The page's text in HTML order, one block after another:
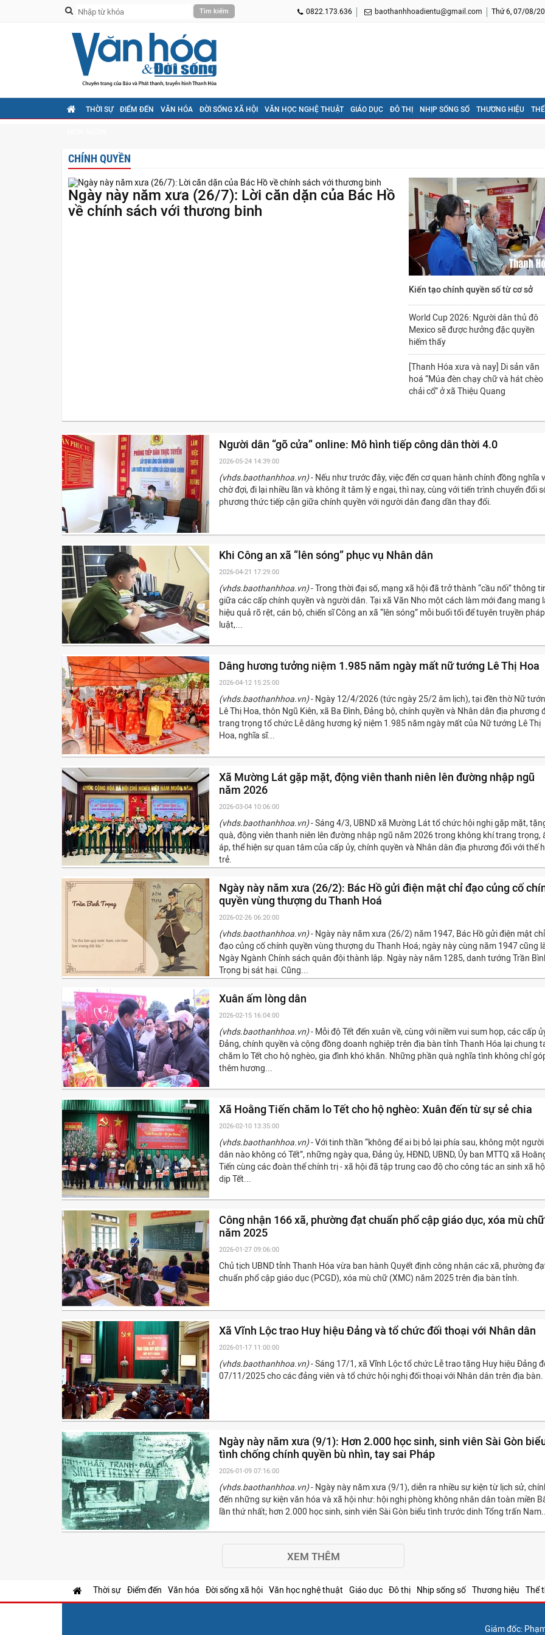
0822.173.636 baothanhhoadientu@gmail.com Thứ 6, 07/08/
THỜI SỰ ĐIỂM ĐẾN VĂN HÓA ĐỜI SỐNG XÃ HỘI VĂN HỌC NGHỆ THUẬT GIÁO DỤC ĐÔ THỊ NHỊP SỐNG SỐ THƯƠNG HIỆU
CHÍNH QUYỀN
Ngày này năm xưa (26/7): Lời căn dặn của Bác Hồ
về chính sách với thương binh
Kiến tạo chính quyền số từ cơ sở
World Cup 2026: Người dân thủ đô
Mexico sẽ được hưởng đặc quyền
hiếm thấy
[Thanh Hóa xưa và nay] Di sản văn
hoá “Múa đèn chạy chữ và hát chèo
chải cổ” ở xã Thiệu Quang
Người dân “gõ cửa” online: Mô hình tiếp công dân thời 4.0
2026-05-24 14:39:00
(vhds.baothanhhoa.vn)- Nếu như trước đây, việc đến cơ quan hành chính đồng nghĩa
chờ đợi, đi lại nhiều lần và không ít tâm lý e ngại, thì nay, cùng với tiến trình chuyển đổi
phương thức tiếp cận giữa chính quyền với người dân đang dần thay đổi.
Khi Công an xã “lên sóng” phục vụ Nhân dân
2026-04-21 17:29:00
(vhds.baothanhhoa.vn)- Trong thời đại số, mạng xã hội đã trở thành “cầu nối” thông
giữa các cấp chính quyền và người dân. Tại xã Văn Nho một cách làm mới đang mang
hiệu quả rõ rệt, cán bộ, chiến sĩ Công an xã “lên sóng” mỗi buổi tối để tuyên truyền pháp
luật,...
Dâng hương tưởng niệm 1.985 năm ngày mất nữ tướng Lê Thị Hoa
2026-04-12 15:25:00
(vhds.baothanhhoa.vn)- Ngày 12/4/2026 (tức ngày 25/2 âm lịch), tại đền thờ Nữ
Lê Thị Hoa, thôn Ngũ Kiên, xã Ba Đình, Đảng bộ, chính quyền và Nhân dân địa phương
trang trọng tổ chức Lễ dâng hương kỷ niệm 1.985 năm ngày mất của Nữ tướng Lê Thị
Hoa, nghĩa sĩ...
Xã Mường Lát gặp mặt, động viên thanh niên lên đường nhập ngũ
năm 2026
2026-03-04 10:06:00
(vhds.baothanhhoa.vn)- Sáng 4/3, UBND xã Mường Lát tổ chức hội nghị gặp mặt,
quà, động viên thanh niên lên đường nhập ngũ năm 2026 trong không khí trang trọng,
áp, thể hiện sự quan tâm của cấp ủy, chính quyền và Nhân dân địa phương đối với thế
trẻ.
Ngày này năm xưa (26/2): Bác Hồ gửi điện mật chỉ đạo củng cố
quyền vùng thượng du Thanh Hoá
2026-02-26 06:20:00
(vhds.baothanhhoa.vn)- Ngày này năm xưa (26/2) năm 1947, Bác Hồ gửi điện mật chỉ
đạo củng cố chính quyền vùng thượng du Thanh Hoá; ngày này cùng năm 1947 cũng
Ngày Ngành Chính sách quân đội thành lập. Ngày này năm 1285, danh tướng Trần
Trọng bị sát hại. Cũng...
Xuân ấm lòng dân
2026-02-15 16:04:00
(vhds.baothanhhoa.vn)- Mỗi độ Tết đến xuân về, cùng với niềm vui sum họp, các cấp
Đảng, chính quyền và cộng đồng doanh nghiệp trên địa bàn tỉnh Thanh Hóa lại chung
chăm lo Tết cho hộ nghèo, gia đình khó khăn. Những phần quà nghĩa tình không chỉ
thêm hương...
Xã Hoằng Tiến chăm lo Tết cho hộ nghèo: Xuân đến từ sự sẻ chia
2026-02-10 13:35:00
(vhds.baothanhhoa.vn)- Với tinh thần “không để ai bị bỏ lại phía sau, không một người
dân nào không có Tết”, những ngày qua, Đảng ủy, HĐND, UBND, Ủy ban MTTQ xã
Tiến cùng các đoàn thể chính trị - xã hội đã tập trung cao độ cho công tác an sinh xã
dịp Tết...
Công nhận 166 xã, phường đạt chuẩn phổ cập giáo dục, xóa mù chữ
năm 2025
2026-01-27 09:06:00
Chủ tịch UBND tỉnh Thanh Hóa vừa ban hành Quyết định công nhận các xã, phường
chuẩn phổ cập giáo dục (PCGD), xóa mù chữ (XMC) năm 2025 trên địa bàn tỉnh.
Xã Vĩnh Lộc trao Huy hiệu Đảng và tổ chức đối thoại với Nhân dân
2026-01-17 11:00:00
(vhds.baothanhhoa.vn)- Sáng 17/1, xã Vĩnh Lộc tổ chức Lễ trao tặng Huy hiệu Đảng
07/11/2025 cho các đảng viên và tổ chức hội nghị đối thoại với Nhân dân trên địa bàn.
Ngày này năm xưa (9/1): Hơn 2.000 học sinh, sinh viên Sài Gòn
tình chống chính quyền bù nhìn, tay sai Pháp
2026-01-09 07:16:00
(vhds.baothanhhoa.vn)- Ngày này năm xưa (9/1), diễn ra nhiều sự kiện từ lịch sử,
đến những sự kiện văn hóa và xã hội như: hội nghị phòng không nhân dân toàn miền
lần thứ nhất; hơn 2.000 học sinh, sinh viên Sài Gòn biểu tình trước dinh Tổng trấn Nam...
XEM THÊM
Thời sự Điểm đến Văn hóa Đời sống xã hội Văn học nghệ thuật Giáo dục Đô thị Nhịp sống số Thương hiệu Thể
Giám đốc: